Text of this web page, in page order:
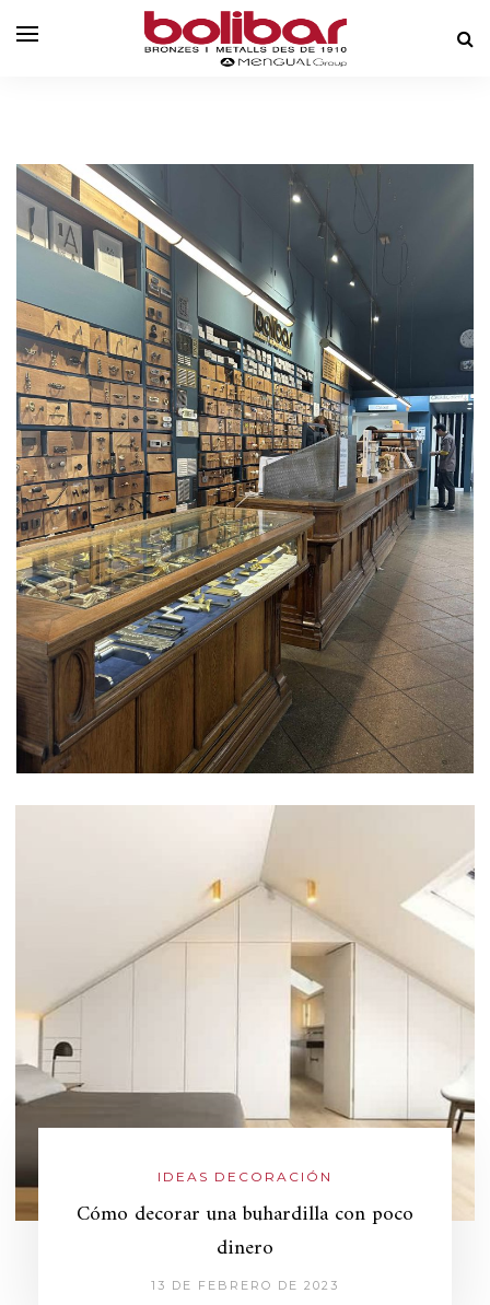
IDEAS DECORACIÓN
Cómo decorar una buhardilla con poco
dinero
13 DE FEBRERO DE 2023